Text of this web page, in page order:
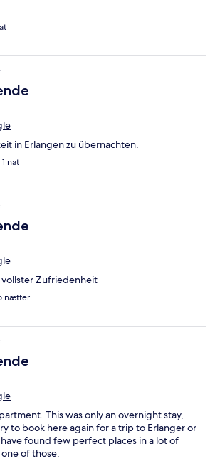
in Erlangen zu übernachten.
nat
vollster Zufriedenheit
nætter
This was only an overnight stay,
to book here again for a trip to Erlanger or
found few perfect places in a lot of
of those.